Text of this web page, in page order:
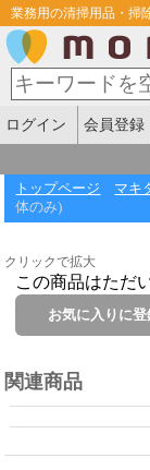
業務用の清掃用品・掃
ログイン 会員登録
トップページ マキ
体のみ)
クリックで拡大
この商品はただ
関連商品